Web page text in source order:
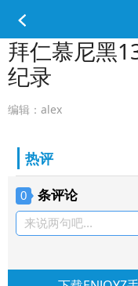
拜仁慕尼黑
纪录
编辑：alex
热评
0 条评论
来说两句吧...